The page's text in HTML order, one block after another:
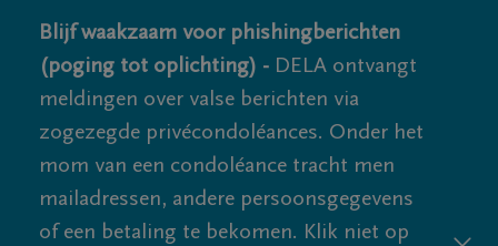
Blijf waakzaam voor phishingberichten
(poging tot oplichting) - DELA ontvangt
meldingen over valse berichten via
zogezegde privécondoléances. Onder het
mom van een condoléance tracht men
mailadressen, andere persoonsgegevens
of een betaling te bekomen. Klik niet op